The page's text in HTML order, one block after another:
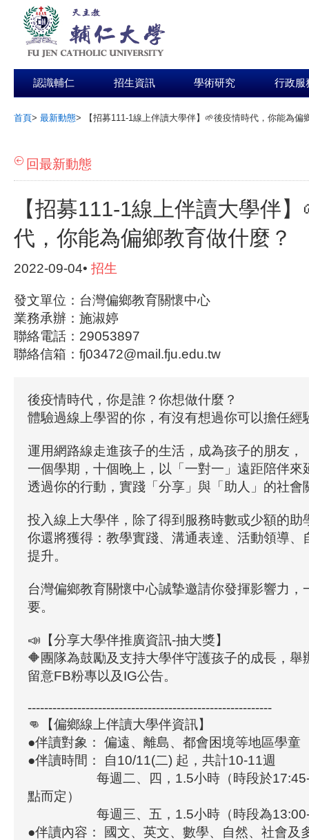
認識輔仁 招生資訊 學術研究 行政服
首頁> 最新動態> 【招募111-1線上伴讀大學伴】🌱後疫情時代，你能為偏
回最新動態
【招募111-1線上伴讀大學伴
代，你能為偏鄉教育做什麼？
2022-09-04• 招生
發文單位：台灣偏鄉教育關懷中心
業務承辦：施淑婷
聯絡電話：29053897
聯絡信箱：fj03472@mail.fju.edu.tw
後疫情時代，你是誰？你想做什麼？
體驗過線上學習的你，有沒有想過你可以擔任經
運用網路線走進孩子的生活，成為孩子的朋友，
一個學期，十個晚上，以「一對一」遠距陪伴來
透過你的行動，實踐「分享」與「助人」的社
投入線上大學伴，除了得到服務時數或少額的助
你還將獲得：教學實踐、溝通表達、活動領導、
提升。
台灣偏鄉教育關懷中心誠摯邀請你發揮影響力，
要。
📣【分享大學伴推廣資訊-抽大獎】
🔶團隊為鼓勵及支持大學伴守護孩子的成長，舉
留意FB粉專以及IG公告。
-----------------------------------------------------------
👊【偏鄉線上伴讀大學伴資訊】
●伴讀對象： 偏遠、離島、都會困境等地區學童
●伴讀時間： 自10/11(二) 起，共計10-11週
每週二、四，1.5小時（時段於17:45-
點而定）
每週三、五，1.5小時（時段為13:00-
●伴讀內容： 國文、英文、數學、自然、社會及